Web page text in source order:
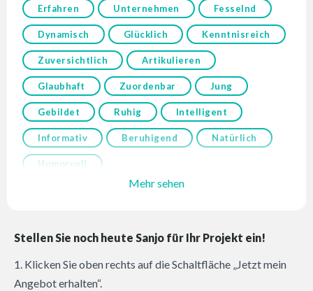
Erfahren Unternehmen Fesselnd
Dynamisch Glücklich Kenntnisreich
Zuversichtlich Artikulieren
Glaubhaft Zuordenbar Jung
Gebildet Ruhig Intelligent
Informativ Beruhigend Natürlich
Humorvoll
Mehr sehen
Stellen Sie noch heute Sanjo für Ihr Projekt ein!
1. Klicken Sie oben rechts auf die Schaltfläche „Jetzt mein
Angebot erhalten“.